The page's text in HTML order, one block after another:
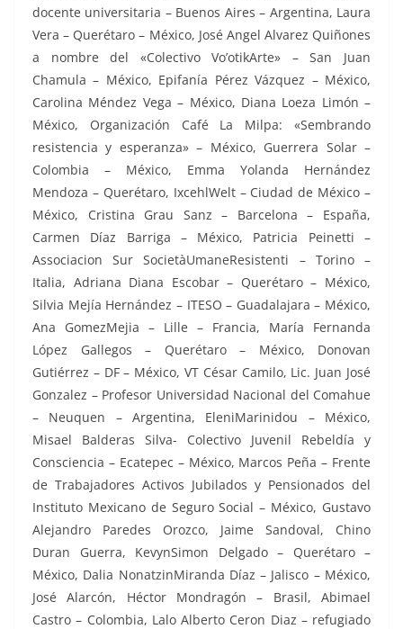
docente universitaria – Buenos Aires – Argentina, Laura
Vera – Querétaro – México, José Angel Alvarez Quiñones
a nombre del «Colectivo Vo’otikArte» – San Juan
Chamula – México, Epifanía Pérez Vázquez – México,
Carolina Méndez Vega – México, Diana Loeza Limón –
México, Organización Café La Milpa: «Sembrando
resistencia y esperanza» – México, Guerrera Solar –
Colombia – México, Emma Yolanda Hernández
Mendoza – Querétaro, IxcehlWelt – Ciudad de México –
México, Cristina Grau Sanz – Barcelona – España,
Carmen Díaz Barriga – México, Patricia Peinetti –
Associacion Sur SocietàUmaneResistenti – Torino –
Italia, Adriana Diana Escobar – Querétaro – México,
Silvia Mejía Hernández – ITESO – Guadalajara – México,
Ana GomezMejia – Lille – Francia, María Fernanda
López Gallegos – Querétaro – México, Donovan
Gutiérrez – DF – México, VT César Camilo, Lic. Juan José
Gonzalez – Profesor Universidad Nacional del Comahue
– Neuquen – Argentina, EleniMarinidou – México,
Misael Balderas Silva- Colectivo Juvenil Rebeldía y
Consciencia – Ecatepec – México, Marcos Peña – Frente
de Trabajadores Activos Jubilados y Pensionados del
Instituto Mexicano de Seguro Social – México, Gustavo
Alejandro Paredes Orozco, Jaime Sandoval, Chino
Duran Guerra, KevynSimon Delgado – Querétaro –
México, Dalia NonatzinMiranda Díaz – Jalisco – México,
José Alarcón, Héctor Mondragón – Brasil, Abimael
Castro – Colombia, Lalo Alberto Ceron Diaz – refugiado